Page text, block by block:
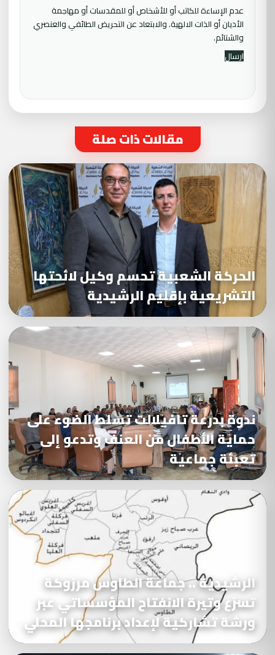
عدم الإساءة للكاتب أو للأشخاص أو للمقدسات أو مهاجمة
الأديان أو الذات الالهية. والابتعاد عن التحريض الطائفي والعنصري
والشتائم.
مقالات ذات صلة
الحركة الشعبية تحسم وكيل لائحتها
التشريعية بإقليم الرشيدية
ندوة بدرعة تافيلالت تسلط الضوء على
حماية الأطفال من العنف وتدعو إلى
تعبئة جماعية
الرشيدية .. جماعة الطاوس مرزوكة
تسرّع وتيرة الانفتاح المؤسساتي عبر
ورشة تشاركية لإعداد برنامجها المحلي